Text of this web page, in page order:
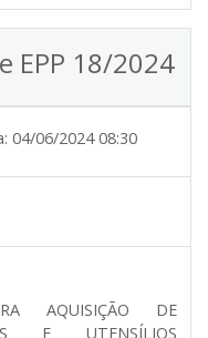
EPP 18/2024
04/06/2024 08:30
AQUISIÇÃO DE
E UTENSÍLIOS